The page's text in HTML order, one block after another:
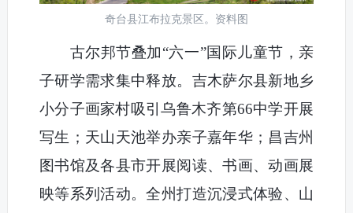
奇台县江布拉克景区。资料图
古尔邦节叠加“六一”国际儿童节，亲
子研学需求集中释放。吉木萨尔县新地乡
小分子画家村吸引乌鲁木齐第66中学开展
写生；天山天池举办亲子嘉年华；昌吉州
图书馆及各县市开展阅读、书画、动画展
映等系列活动。全州打造沉浸式体验、山